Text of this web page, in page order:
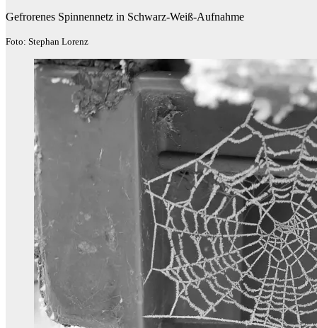
Gefrorenes Spinnennetz in Schwarz-Weiß-Aufnahme
Foto: Stephan Lorenz